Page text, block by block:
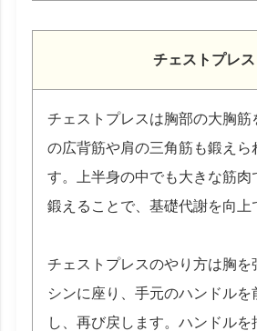
チェストプレス
チェストプレスは胸部の大胸筋
の広背筋や肩の三角筋も鍛えら
す。上半身の中でも大きな筋肉
鍛えることで、基礎代謝を向上
チェストプレスのやり方は胸を
シンに座り、手元のハンドルを
し、再び戻します。ハンドルを